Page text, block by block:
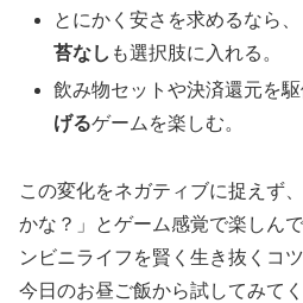
とにかく安さを求めるなら、
苔なし も選択肢に入れる。
飲み物セットや決済還元を
げるゲームを楽しむ。
この変化をネガティブに捉えず
かな？」とゲーム感覚で楽しん
ンビニライフを賢く生き抜くコ
今日のお昼ご飯から試してみてく